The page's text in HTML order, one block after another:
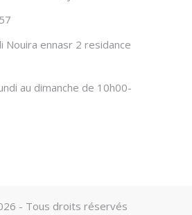
Nouira ennasr 2 residance
au dimanche de 10h00-
- Tous droits réservés